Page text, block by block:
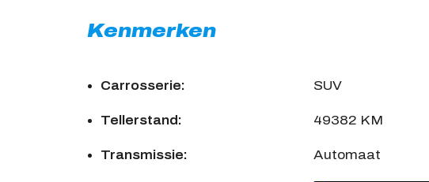
Kenmerken
Carrosserie: SUV
Tellerstand: 49382 KM
Transmissie: Automaat